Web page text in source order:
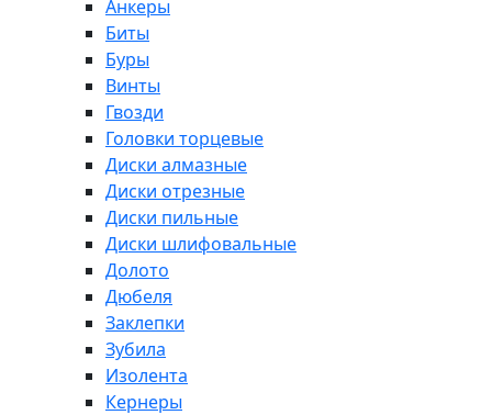
Анкеры
Биты
Буры
Винты
Гвозди
Головки торцевые
Диски алмазные
Диски отрезные
Диски пильные
Диски шлифовальные
Долото
Дюбеля
Заклепки
Зубила
Изолента
Кернеры